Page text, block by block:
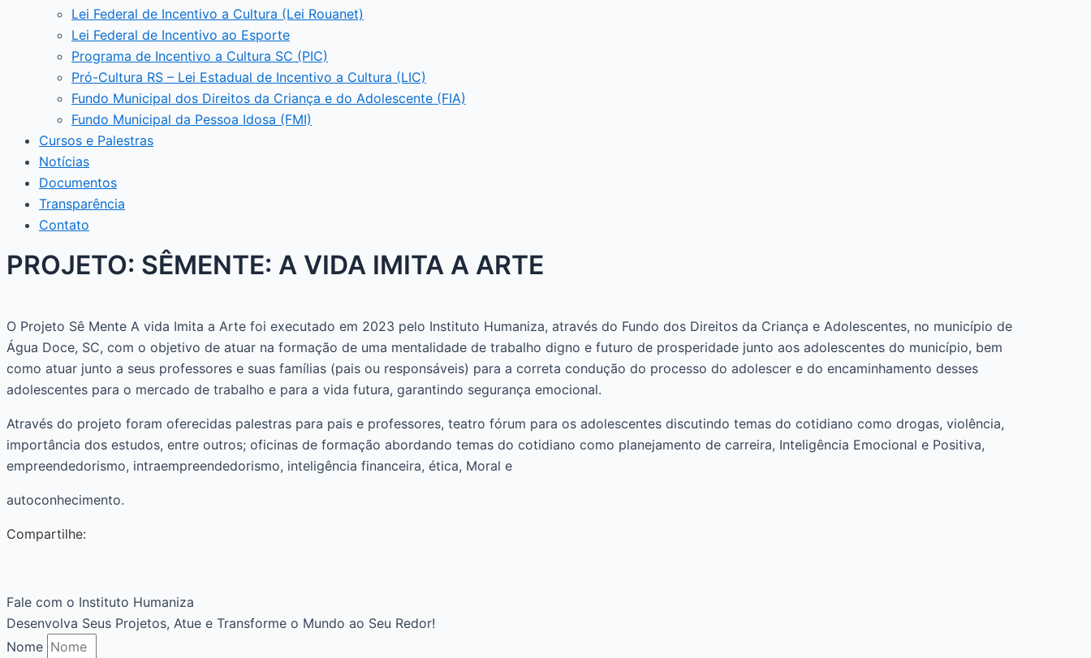
Lei Federal de Incentivo a Cultura (Lei Rouanet)
Lei Federal de Incentivo ao Esporte
Programa de Incentivo a Cultura SC (PIC)
Pró-Cultura RS – Lei Estadual de Incentivo a Cultura (LIC)
Fundo Municipal dos Direitos da Criança e do Adolescente (FIA)
Fundo Municipal da Pessoa Idosa (FMI)
Cursos e Palestras
Notícias
Documentos
Transparência
Contato
PROJETO: SÊMENTE: A VIDA IMITA A ARTE
O Projeto Sê Mente A vida Imita a Arte foi executado em 2023 pelo Instituto Humaniza, através do Fundo dos Direitos da Criança e Adolescentes, no município de
Água Doce, SC, com o objetivo de atuar na formação de uma mentalidade de trabalho digno e futuro de prosperidade junto aos adolescentes do município, bem
como atuar junto a seus professores e suas famílias (pais ou responsáveis) para a correta condução do processo do adolescer e do encaminhamento desses
adolescentes para o mercado de trabalho e para a vida futura, garantindo segurança emocional.
Através do projeto foram oferecidas palestras para pais e professores, teatro fórum para os adolescentes discutindo temas do cotidiano como drogas, violência,
importância dos estudos, entre outros; oficinas de formação abordando temas do cotidiano como planejamento de carreira, Inteligência Emocional e Positiva,
empreendedorismo, intraempreendedorismo, inteligência financeira, ética, Moral e
autoconhecimento.
Compartilhe:
Fale com o Instituto Humaniza
Desenvolva Seus Projetos, Atue e Transforme o Mundo ao Seu Redor!
Nome